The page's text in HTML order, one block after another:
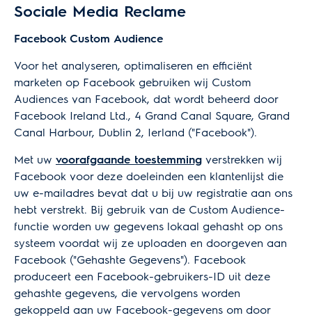
Sociale Media Reclame
Facebook Custom Audience
Voor het analyseren, optimaliseren en efficiënt
marketen op Facebook gebruiken wij Custom
Audiences van Facebook, dat wordt beheerd door
Facebook Ireland Ltd., 4 Grand Canal Square, Grand
Canal Harbour, Dublin 2, Ierland ("Facebook").
Met uw voorafgaande toestemming verstrekken wij
Facebook voor deze doeleinden een klantenlijst die
uw e-mailadres bevat dat u bij uw registratie aan ons
hebt verstrekt. Bij gebruik van de Custom Audience-
functie worden uw gegevens lokaal gehasht op ons
systeem voordat wij ze uploaden en doorgeven aan
Facebook ("Gehashte Gegevens"). Facebook
produceert een Facebook-gebruikers-ID uit deze
gehashte gegevens, die vervolgens worden
gekoppeld aan uw Facebook-gegevens om door